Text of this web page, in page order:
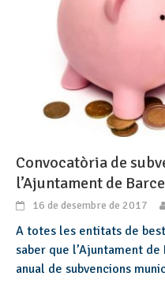
Convocatòria de
l’Ajuntament de
16 de desembre de 2017
A totes les entitats de
saber que l’Ajuntament
anual de subvencions